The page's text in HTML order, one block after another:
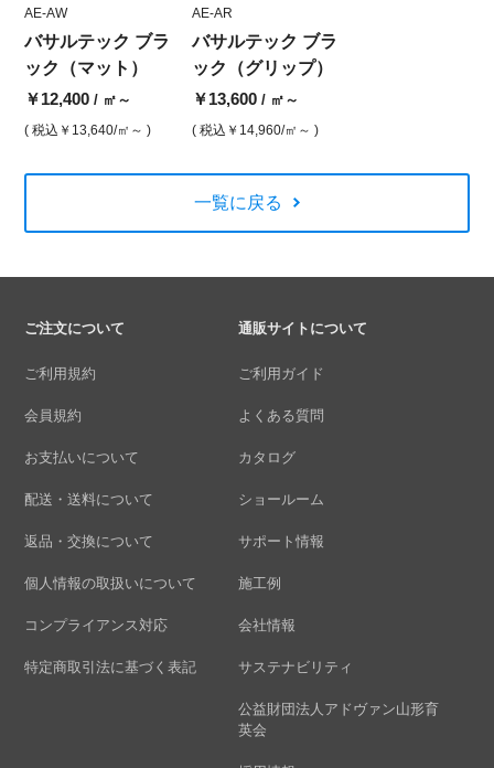
AE-AW
バサルテック ブラ
ック（マット）
￥12,400/ ㎡～
( 税込 ￥13,640/㎡～ )
AE-AR
バサルテック ブラ
ック（グリップ）
￥13,600/ ㎡～
( 税込 ￥14,960/㎡～ )
一覧に戻る
ご注文について
ご利用規約
会員規約
お支払いについて
配送・送料について
返品・交換について
個人情報の取扱いについて
コンプライアンス対応
特定商取引法に基づく表記
通販サイトについて
ご利用ガイド
よくある質問
カタログ
ショールーム
サポート情報
施工例
会社情報
サステナビリティ
公益財団法人アドヴァン山形育
英会